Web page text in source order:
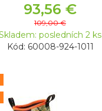
93,56 €
109,00 €
posledních 2 ks
Kód: 60008-924-1011